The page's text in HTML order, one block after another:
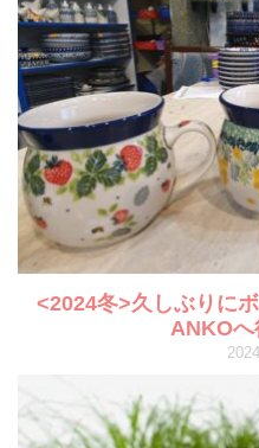
<2024冬>久しぶりに
ANKOへ